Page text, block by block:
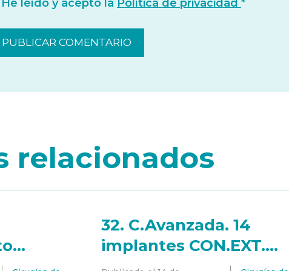
He leído y acepto la Política de privacidad *
relacionados
32. C.Avanzada. 14
implantes CON.EXT.
Elevación Seno. Carga